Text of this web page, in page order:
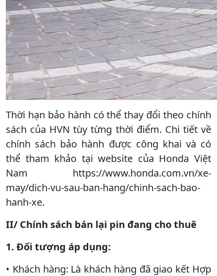
Thời hạn bảo hành có thể thay đổi theo chính
sách của HVN tùy từng thời điểm. Chi tiết về
chính sách bảo hành được công khai và có
thể tham khảo tại website của Honda Việt
Nam https://www.honda.com.vn/xe-
may/dich-vu-sau-ban-hang/chinh-sach-bao-
hanh-xe.
II/ Chính sách bán lại pin đang cho thuê
1. Đối tượng áp dụng:
• Khách hàng: Là khách hàng đã giao kết Hợp